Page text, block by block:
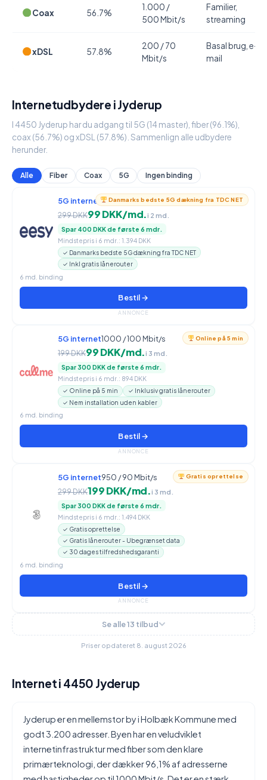
Coax 56.7%
1.000 /
500 Mbit/s
Familier,
streaming
xDSL 57.8%
200 / 70
Mbit/s
Basal brug, e-
mail
Internetudbydere i Jyderup
I 4450 Jyderup har du adgang til 5G (14 master), fiber (96.1%),
coax (56.7%) og xDSL (57.8%). Sammenlign alle udbydere
herunder.
Alle Fiber Coax 5G Ingen binding
Danmarks bedste 5G dækning fra TDC NET
5G internet950 / 90 Mbit/s
299 DKK99 DKK/md.i 2 md.
Spar 400 DKK de første 6 mdr.
Mindstepris i 6 mdr.: 1.394 DKK
✓ Danmarks bedste 5G dækning fra TDC NET
✓ Inkl gratis lånerouter
6 md. binding
Bestil →
ANNONCE
Online på 5 min
5G internet1000 / 100 Mbit/s
199 DKK99 DKK/md.i 3 md.
Spar 300 DKK de første 6 mdr.
Mindstepris i 6 mdr.: 894 DKK
✓ Online på 5 min
✓ Inklusiv gratis lånerouter
✓ Nem installation uden kabler
6 md. binding
Bestil →
ANNONCE
Gratis oprettelse
5G internet950 / 90 Mbit/s
299 DKK199 DKK/md.i 3 md.
Spar 300 DKK de første 6 mdr.
Mindstepris i 6 mdr.: 1.494 DKK
✓ Gratis oprettelse
✓ Gratis lånerouter - Ubegrænset data
✓ 30 dages tilfredshedsgaranti
6 md. binding
Bestil →
ANNONCE
Se alle 13 tilbud
Priser opdateret 8. august 2026
Internet i 4450 Jyderup
Jyderup er en mellemstor by i Holbæk Kommune med
godt 3.200 adresser. Byen har en veludviklet
internetinfrastruktur med fiber som den klare
primærteknologi, der dækker 96,1% af adresserne